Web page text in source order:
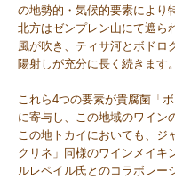
の地勢的・気候的要素により
北方はゼンプレン山にて遮ら
風が吹き、ティサ河とボドロ
陽射しが充分に長く続きます。
これら4つの要素が貴腐菌「
に寄与し、この地域のワイン
この地トカイにおいても、ジ
クリネ」同様のワインメイキ
ルレペイル氏とのコラボレー